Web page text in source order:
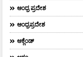
ಆಂಧ್ರ ಪ್ರದೇಶ
ಆಂಧ್ರಪ್ರದೇಶ
ಆಕ್ಲೆಂಡ್